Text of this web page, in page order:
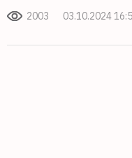
2003 03.10.2024